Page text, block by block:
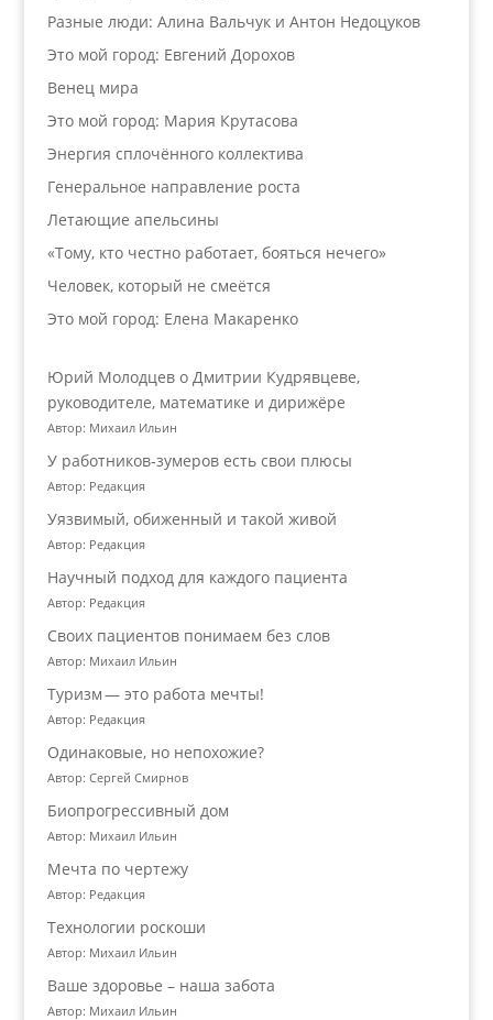
Разные люди: Алина Вальчук и Антон Недоцуков
Это мой город: Евгений Дорохов
Венец мира
Это мой город: Мария Крутасова
Энергия сплочённого коллектива
Генеральное направление роста
Летающие апельсины
«Тому, кто честно работает, бояться нечего»
Человек, который не смеётся
Это мой город: Елена Макаренко
Юрий Молодцев о Дмитрии Кудрявцеве,
руководителе, математике и дирижёре
Автор: Михаил Ильин
У работников‑зумеров есть свои плюсы
Автор: Редакция
Уязвимый, обиженный и такой живой
Автор: Редакция
Научный подход для каждого пациента
Автор: Редакция
Своих пациентов понимаем без слов
Автор: Михаил Ильин
Туризм — это работа мечты!
Автор: Редакция
Одинаковые, но непохожие?
Автор: Сергей Смирнов
Биопрогрессивный дом
Автор: Михаил Ильин
Мечта по чертежу
Автор: Редакция
Технологии роскоши
Автор: Михаил Ильин
Ваше здоровье – наша забота
Автор: Михаил Ильин